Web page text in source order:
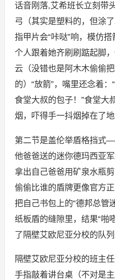
话音刚落,艾希班长立刻带
弓（其实是塑料的，但涂
指甲片会“咔哒”响，模仿
个人跟着她齐刷刷踮起脚
云（没错也是阿木木偷偷
的）“放箭”，嘴里还念着
食堂大叔的包子！”食堂大
烟，吓得手一抖烟掉在了地
第二节是盖伦举盾格挡式
他爸爸送的迷你德玛西亚
拿出自己爸爸用矿泉水瓶
偷偷比谁的盾牌更像官方
把自己书包上的“德邦总管
纸板盾的缝隙里，结果“啪
了隔壁艾欧尼亚分校的队列
隔壁艾欧尼亚分校的班主
手指敲着讲台桌（不对是